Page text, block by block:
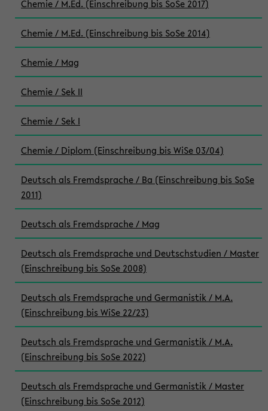
Chemie / M.Ed. (Einschreibung bis SoSe 2017)
Chemie / M.Ed. (Einschreibung bis SoSe 2014)
Chemie / Mag
Chemie / Sek II
Chemie / Sek I
Chemie / Diplom (Einschreibung bis WiSe 03/04)
Deutsch als Fremdsprache / Ba (Einschreibung bis SoSe
2011)
Deutsch als Fremdsprache / Mag
Deutsch als Fremdsprache und Deutschstudien / Master
(Einschreibung bis SoSe 2008)
Deutsch als Fremdsprache und Germanistik / M.A.
(Einschreibung bis WiSe 22/23)
Deutsch als Fremdsprache und Germanistik / M.A.
(Einschreibung bis SoSe 2022)
Deutsch als Fremdsprache und Germanistik / Master
(Einschreibung bis SoSe 2012)